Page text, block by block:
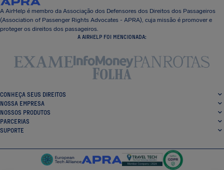
A AirHelp é membro da Associação dos Defensores dos Direitos dos Passageiros
(Association of Passenger Rights Advocates - APRA), cuja missão é promover e
proteger os direitos dos passageiros.
A AIRHELP FOI MENCIONADA:
CONHEÇA SEUS DIREITOS
NOSSA EMPRESA
NOSSOS PRODUTOS
PARCERIAS
SUPORTE